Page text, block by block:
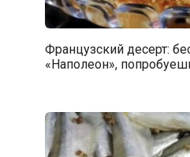
Французский десерт:
«Наполеон»,